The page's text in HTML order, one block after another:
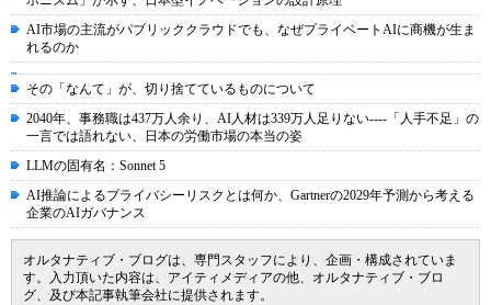
AI市場の主流がパブリッククラウドでも、なぜプライベートAIに商機が生ま
れるのか
その「なんて」が、切り捨てているものについて
2040年、事務職は437万人余り、AI人材は339万人足りない----「人手不足」の
一言では語れない、日本の労働市場の本当の姿
LLMの固有名：Sonnet 5
AI推論によるプライバシーリスクとは何か、Gartnerの2029年予測から考える
企業のAIガバナンス
オルタナティブ・ブログは、専門スタッフにより、企画・構成されていま
す。入力頂いた内容は、アイティメディアの他、オルタナティブ・ブロ
グ、及び本記事執筆会社に提供されます。